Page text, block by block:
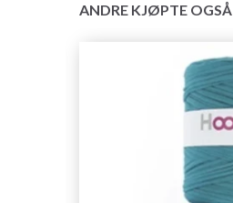
ANDRE KJØPTE OGSÅ